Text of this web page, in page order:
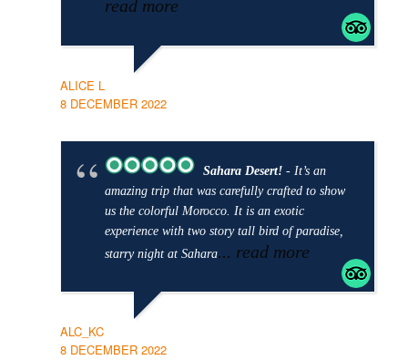
read more
ALICE L
8 DECEMBER 2022
Sahara Desert! - It’s an
amazing trip that was carefully crafted to show
us the colorful Morocco. It is an exotic
experience with two story tall bird of paradise,
starry night at Sahara... read more
ALC_KC
8 DECEMBER 2022